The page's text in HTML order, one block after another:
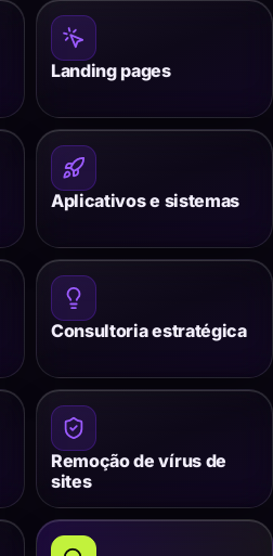
Landing pages
Aplicativos e sistemas
Consultoria estratégica
Remoção de vírus de
sites